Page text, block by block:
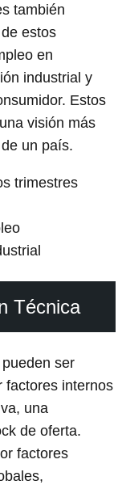
también
estos
en
industrial y
Estos
visión más
un país.
trimestres
Técnica
ser
factores internos
una
de oferta.
factores